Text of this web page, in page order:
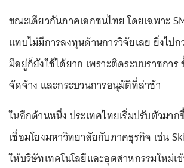
ขณะเดียวกันภาคเอกชนไทย โดยเฉพาะ
แทบไม่มีการลงทุนด้านการวิจัยเลย ยิ่งไป
มีอยู่ก็ยังใช้ได้ยาก เพราะติดระบบราชกา
จัดจ้าง และกระบวนการอนุมัติที่ล่าช้า
ในอีกด้านหนึ่ง ประเทศไทยเริ่มปรับตัวมาก
เชื่อมโยงมหาวิทยาลัยกับภาคธุรกิจ เช่น
ให้บริษัทเทคโนโลยีและอุตสาหกรรมใหม่เ